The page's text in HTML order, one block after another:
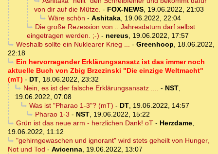
von dir auf die Mütze. - FOX-NEWS, 19.06.2022, 21:03
Wäre schön - Ashitaka, 19.06.2022, 22:04
Die große Rezession von .. Jahresdatum darf selbst
eingetragen werden. ;-) - nereus, 19.06.2022, 17:57
Weshalb sollte ein Nuklearer Krieg ... - Greenhoop, 18.06.2022,
22:18
Ein hervorragender Erklärungsansatz ist das immer noch
aktuelle Buch von Zbig Brzezinski "Die einzige Weltmacht"
(mT) - DT, 18.06.2022, 23:32
Nein, es ist der falsche Erklärungsansatz .... - NST,
19.06.2022, 07:08
Was ist "Pharao 1-3"? (mT) - DT, 19.06.2022, 14:57
Pharao 1-3 - NST, 19.06.2022, 15:22
Grün ist das neue arm - herzlichen Dank! oT- Herzdame,
19.06.2022, 11:12
"gehirngewaschen und ignorant" wird stets geheilt von Hunger,
Not und Tod - Avicenna, 19.06.2022, 13:07